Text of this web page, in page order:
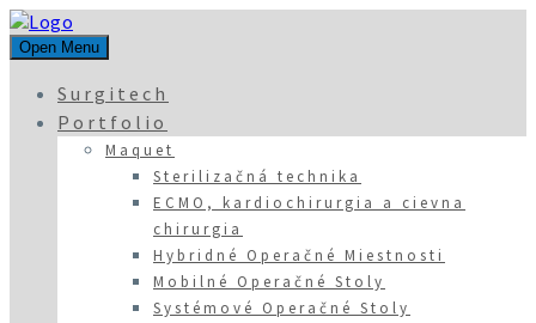
Open Menu
Surgitech
Portfolio
Maquet
Sterilizačná technika
ECMO, kardiochirurgia a cievna
chirurgia
Hybridné Operačné Miestnosti
Mobilné Operačné Stoly
Systémové Operačné Stoly